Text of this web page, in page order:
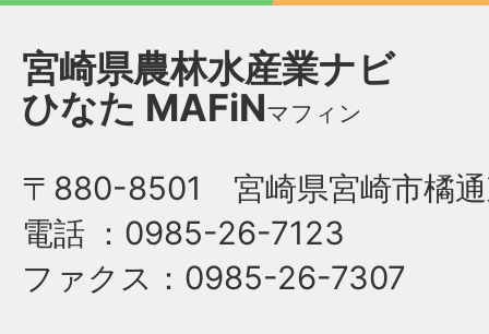
宮崎県農林水産業ナビ
ひなた MAFiNマフィン
〒880-8501 宮崎県宮崎市橘通
電話 ：0985-26-7123
ファクス ：0985-26-7307